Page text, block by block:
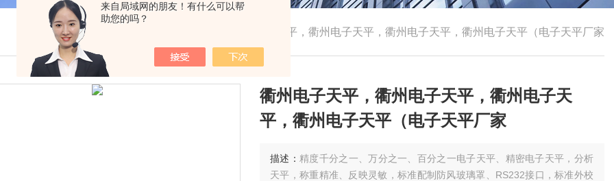
来自局域网的朋友！有什么可以帮
助您的吗？
我的位置： 衢州电子天平，衢州电子天平，衢州电子天平，衢州电子天平（电子天平厂家
衢州电子天平，衢州电子天平，衢州电子天
平，衢州电子天平（电子天平厂家
描述： 精度千分之一、万分之一、百分之一电子天平、精密电子天平，分析
天平，称重精准、反映灵敏，标准配制防风玻璃罩、RS232接口，标准外校